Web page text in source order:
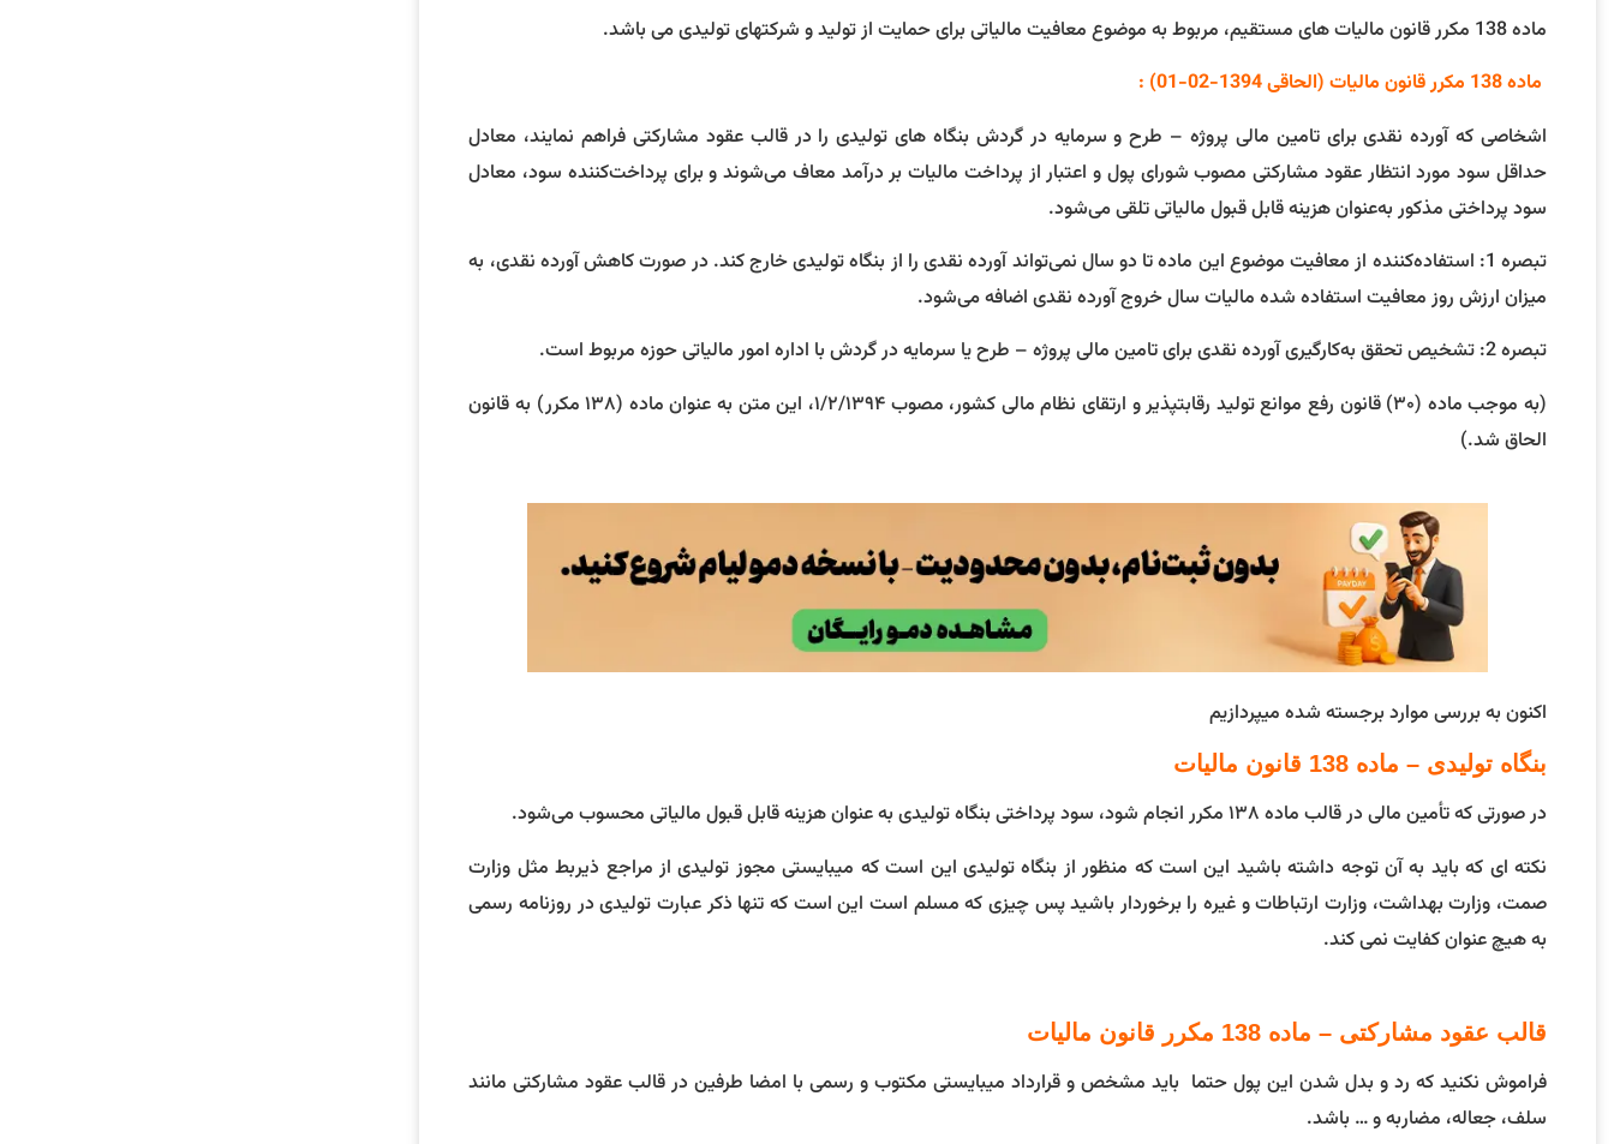
ماده 138 مکرر قانون مالیات های مستقیم، مربوط به موضوع معافیت مالیاتی برای حمایت از تولید و شرکتهای تولیدی می باشد.
ماده 138 مکرر قانون مالیات (الحاقی 1394-02-01) :
اشخاصی که آورده نقدی برای تامین مالی پروژه – طرح و سرمایه در گردش بنگاه های تولیدی را در قالب عقود مشارکتی فراهم نمایند، معادل
حداقل سود مورد انتظار عقود مشارکتی مصوب شورای پول و اعتبار از پرداخت مالیات بر درآمد معاف می‌شوند و برای پرداخت‌کننده سود، معادل
سود پرداختی مذکور به‌عنوان هزینه قابل قبول مالیاتی تلقی می‌شود.
تبصره 1: استفاده‌کننده از معافیت موضوع این ماده تا دو سال نمی‌تواند آورده نقدی را از بنگاه تولیدی خارج کند. در صورت کاهش آورده‌ نقدی، به‌
میزان ارزش روز معافیت استفاده شده مالیات سال خروج آورده نقدی اضافه می‌شود.
تبصره 2: تشخیص تحقق به‌کارگیری آورده نقدی برای تامین مالی پروژه – طرح یا سرمایه در گردش با اداره امور مالیاتی حوزه مربوط است.
(به موجب ماده (۳۰) قانون رفع موانع تولید رقابت­پذیر و ارتقای نظام مالی کشور، مصوب ۱/۲/۱۳۹۴، این متن به عنوان ماده (۱۳۸ مکرر) به قانون
الحاق شد.)
اکنون به بررسی موارد برجسته شده میپردازیم
بنگاه تولیدی – ماده 138 قانون مالیات
در صورتی که تأمین مالی در قالب ماده ۱۳۸ مکرر انجام شود، سود پرداختی بنگاه تولیدی به عنوان هزینه قابل قبول مالیاتی محسوب می‌شود.
نکته ای که باید به آن توجه داشته باشید این است که منظور از بنگاه تولیدی این است که میبایستی مجوز تولیدی از مراجع ذیربط مثل وزارت
صمت، وزارت بهداشت، وزارت ارتباطات و غیره را برخوردار باشید پس چیزی که مسلم است این است که تنها ذکر عبارت تولیدی در روزنامه رسمی
به هیچ عنوان کفایت نمی کند.
قالب عقود مشارکتی – ماده 138 مکرر قانون مالیات
فراموش نکنید که رد و بدل شدن این پول حتما باید مشخص و قرارداد میبایستی مکتوب و رسمی با امضا طرفین در قالب عقود مشارکتی مانند
سلف، جعاله، مضاربه و … باشد.